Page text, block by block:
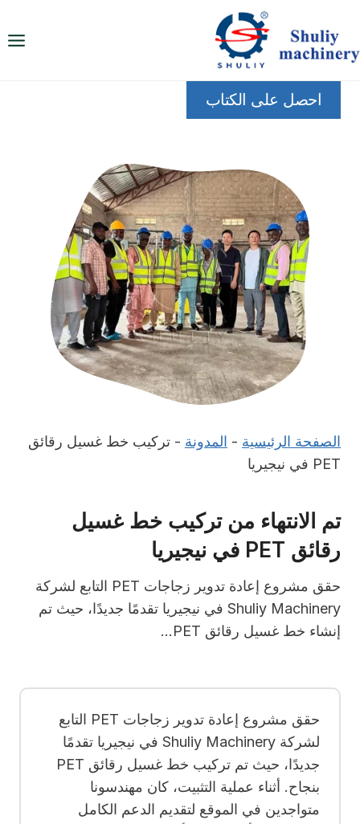
المحتوى
احصل على الكتاب
الصفحة الرئيسية - المدونة - تركيب خط غسيل رقائق
PET في نيجيريا
تم الانتهاء من تركيب خط غسيل
رقائق PET في نيجيريا
حقق مشروع إعادة تدوير زجاجات PET التابع لشركة
Shuliy Machinery في نيجيريا تقدمًا جديدًا، حيث تم
إنشاء خط غسيل رقائق PET...
حقق مشروع إعادة تدوير زجاجات PET التابع
لشركة Shuliy Machinery في نيجيريا تقدمًا
جديدًا، حيث تم تركيب خط غسيل رقائق PET
بنجاح. أثناء عملية التثبيت، كان مهندسونا
متواجدين في الموقع لتقديم الدعم الكامل